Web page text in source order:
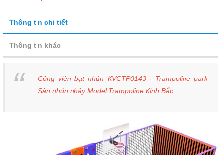
Thông tin chi tiết
Thông tin khác
Công viên bạt nhún KVCTP0143 - Trampoline park
Sàn nhún nhảy Model Trampoline Kinh Bắc